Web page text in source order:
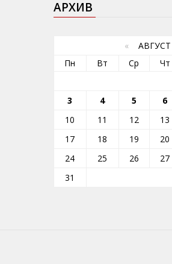
АРХИВ
«
Пн
Вт Ср Чт
3
4 5 6
10
11 12 13
17
18 19 20
24
25 26 27
31